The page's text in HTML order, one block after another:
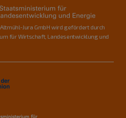
Jura GmbH wird gefördert durch
für Wirtschaft, Landesentwicklung und